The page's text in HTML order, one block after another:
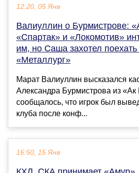
12:20, 05 Янв
Валиуллин о Бурмистрове:
«Спартак» и «Локомотив»
им, но Саша захотел
«Металлург»
Марат Валиуллин высказался
Александра Бурмистрова из
сообщалось, что игрок был
клуба после конф...
16:50, 15 Янв